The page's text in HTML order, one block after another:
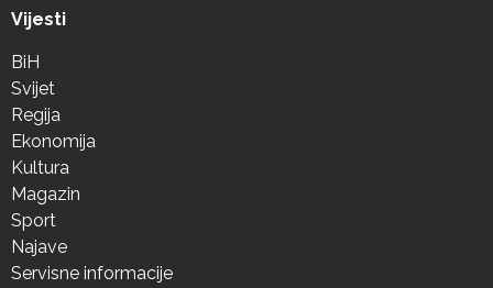
Vijesti
BiH
Svijet
Regija
Ekonomija
Kultura
Magazin
Sport
Najave
Servisne informacije